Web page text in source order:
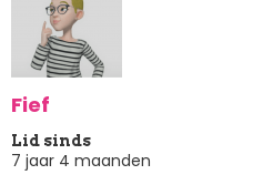
Fief
Lid sinds
7 jaar 4 maanden